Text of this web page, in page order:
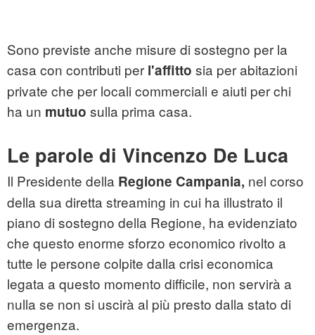
Sono previste anche misure di sostegno per la
casa con contributi per l'affitto sia per abitazioni
private che per locali commerciali e aiuti per chi
ha un mutuo sulla prima casa.
Le parole di Vincenzo De Luca
Il Presidente della Regione Campania, nel corso
della sua diretta streaming in cui ha illustrato il
piano di sostegno della Regione, ha evidenziato
che questo enorme sforzo economico rivolto a
tutte le persone colpite dalla crisi economica
legata a questo momento difficile, non servirà a
nulla se non si uscirà al più presto dalla stato di
emergenza.